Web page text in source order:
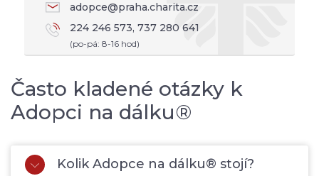
adopce@praha.charita.cz
224 246 573, 737 280 641
(po-pá: 8-16 hod)
Často kladené otázky k
Adopci na dálku®
Kolik Adopce na dálku® stojí?